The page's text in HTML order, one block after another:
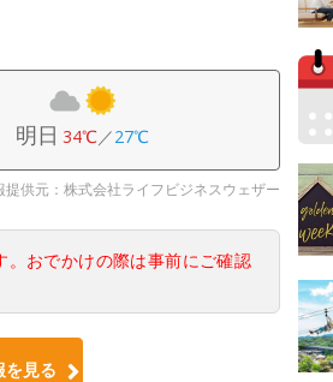
明日 34℃／27℃
提供元：株式会社ライフビジネスウェザー
おでかけの際は事前にご確認
を見る